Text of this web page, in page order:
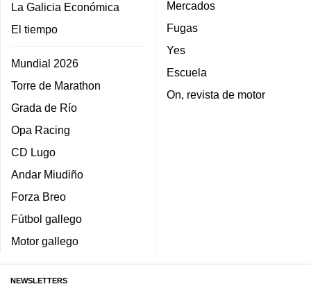
La Galicia Económica
El tiempo
Mundial 2026
Torre de Marathon
Grada de Río
Opa Racing
CD Lugo
Andar Miudiño
Forza Breo
Fútbol gallego
Motor gallego
Mercados
Fugas
Yes
Escuela
On, revista de motor
NEWSLETTERS